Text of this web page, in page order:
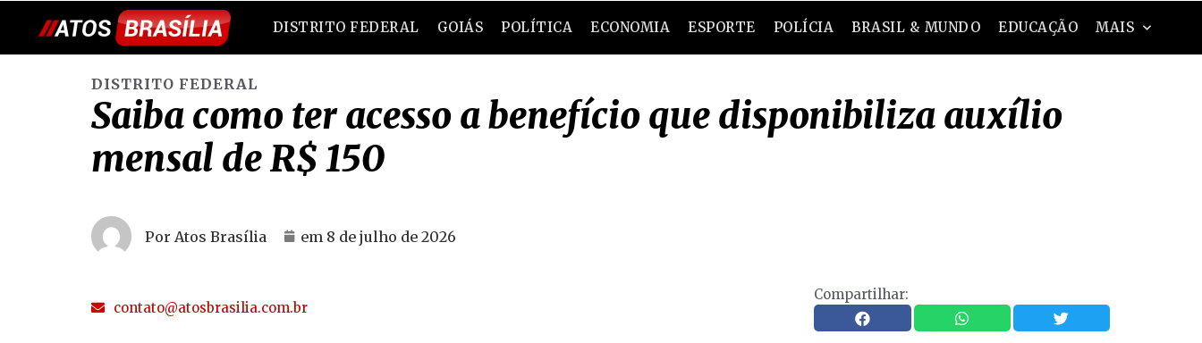
DISTRITO FEDERAL GOIÁS POLÍTICA ECONOMIA ESPORTE POLÍCIA BRASIL & MUNDO EDUCAÇÃO MAIS
DISTRITO FEDERAL
Saiba como ter acesso a benefício que disponibiliza auxílio
mensal de R$ 150
Por Atos Brasília em 8 de julho de 2026
contato@atosbrasilia.com.br
Compartilhar: